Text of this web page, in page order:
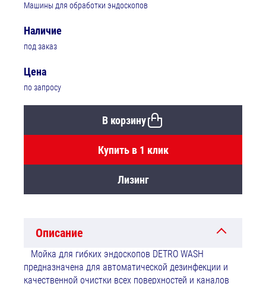
Машины для обработки эндоскопов
Наличие
под заказ
Цена
по запросу
В корзину
Купить в 1 клик
Лизинг
Описание
Мойка для гибких эндоскопов DETRO WASH
предназначена для автоматической дезинфекции и
качественной очистки всех поверхностей и каналов